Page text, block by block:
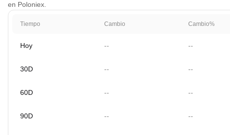
en Poloniex.
Tiempo Cambio Cambio%
Hoy -- --
30D -- --
60D -- --
90D -- --